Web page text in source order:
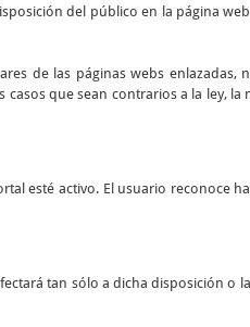
del público en la página
de las páginas webs enlazadas,
que sean contrarios a la ley, la
esté activo. El usuario reconoce
tan sólo a dicha disposición o